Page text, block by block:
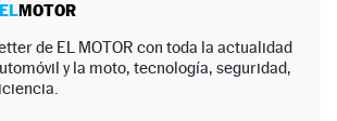
MOTOR
de EL MOTOR con toda la actualidad
y la moto, tecnología, seguridad,